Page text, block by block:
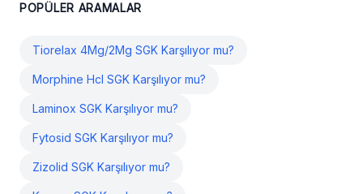
POPÜLER ARAMALAR
Tiorelax 4Mg/2Mg SGK Karşılıyor mu?
Morphine Hcl SGK Karşılıyor mu?
Laminox SGK Karşılıyor mu?
Fytosid SGK Karşılıyor mu?
Zizolid SGK Karşılıyor mu?